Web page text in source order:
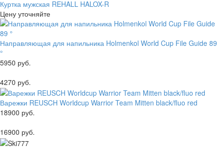
Куртка мужская REHALL HALOX-R
Цену уточняйте
Направляющая для напильника Holmenkol World Cup File Guide 89
°
5950 руб.
4270 руб.
Варежки REUSCH Worldcup Warrior Team Mitten black/fluo red
18900 руб.
16900 руб.